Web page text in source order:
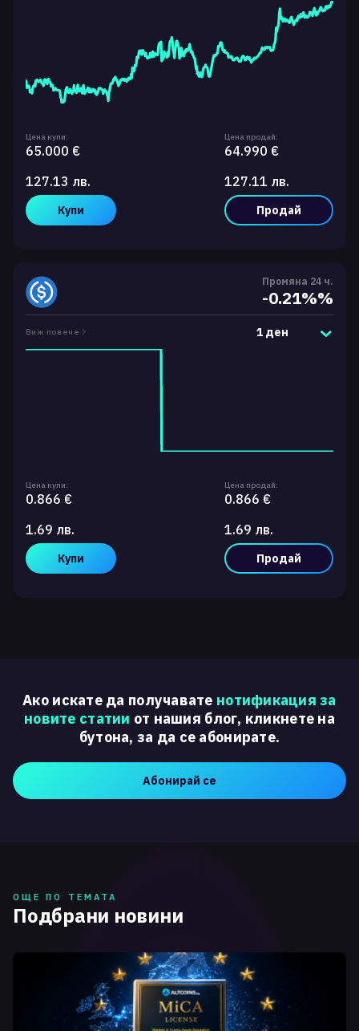
Цена купи:
65.000 €
127.13 лв.
Купи
Цена продай:
64.990 €
127.11 лв.
Продай
Промяна 24 ч.
-0.21%%
Виж повече 1 ден
Цена купи:
0.866 €
1.69 лв.
Купи
Цена продай:
0.866 €
1.69 лв.
Продай
Ако искате да получавате нотификация за
новите статии от нашия блог, кликнете на
бутона, за да се абонирате.
Абонирай се
ОЩЕ ПО ТЕМАТА
Подбрани новини